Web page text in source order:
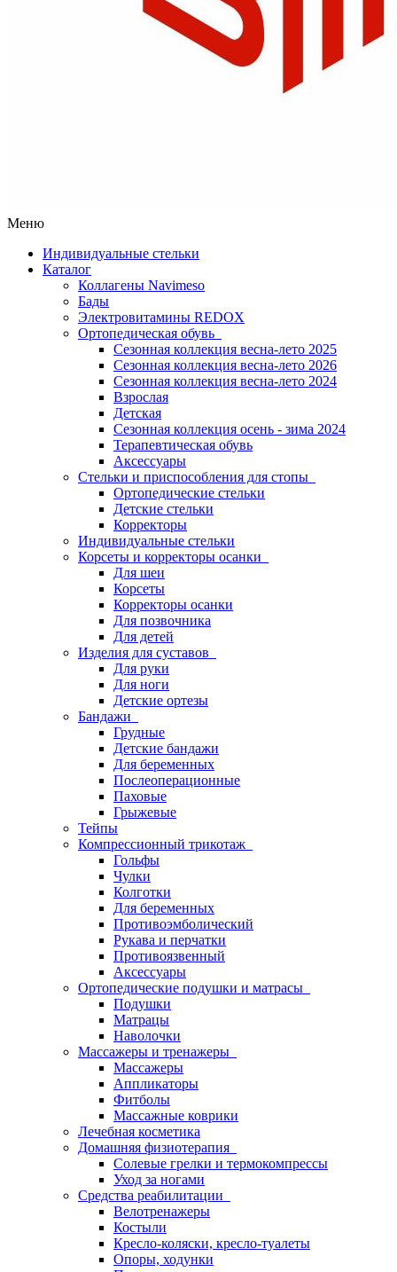
Меню
Индивидуальные стельки
Каталог
Коллагены Navimeso
Бады
Электровитамины REDOX
Ортопедическая обувь
Сезонная коллекция весна-лето 2025
Сезонная коллекция весна-лето 2026
Сезонная коллекция весна-лето 2024
Взрослая
Детская
Сезонная коллекция осень - зима 2024
Терапевтическая обувь
Аксессуары
Стельки и приспособления для стопы
Ортопедические стельки
Детские стельки
Корректоры
Индивидуальные стельки
Корсеты и корректоры осанки
Для шеи
Корсеты
Корректоры осанки
Для позвочника
Для детей
Изделия для суставов
Для руки
Для ноги
Детские ортезы
Бандажи
Грудные
Детские бандажи
Для беременных
Послеоперационные
Паховые
Грыжевые
Тейпы
Компрессионный трикотаж
Гольфы
Чулки
Колготки
Для беременных
Противоэмболический
Рукава и перчатки
Противоязвенный
Аксессуары
Ортопедические подушки и матрасы
Подушки
Матрацы
Наволочки
Массажеры и тренажеры
Массажеры
Аппликаторы
Фитболы
Массажные коврики
Лечебная косметика
Домашняя физиотерапия
Солевые грелки и термокомпрессы
Уход за ногами
Средства реабилитации
Велотренажеры
Костыли
Кресло-коляски, кресло-туалеты
Опоры, ходунки